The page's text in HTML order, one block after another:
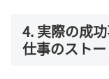
4. 実際の成
仕事のスト